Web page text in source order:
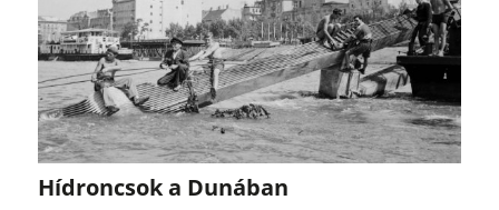
Hídroncsok a Dunában